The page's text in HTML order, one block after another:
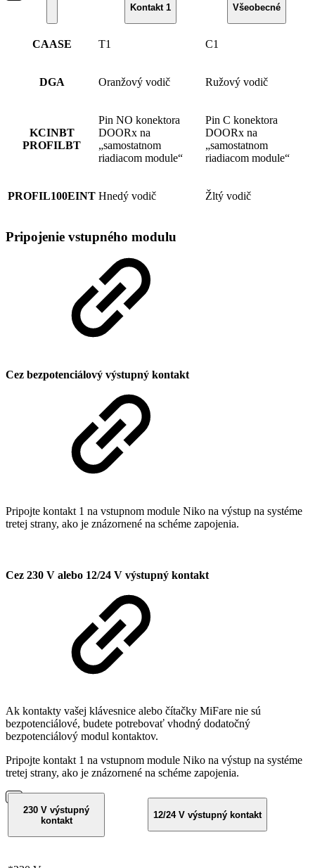
Kontakt 1 Všeobecné
CAASE T1 C1
DGA Oranžový vodič Ružový vodič
KCINBT
PROFILBT
Pin NO konektora
DOORx na
„samostatnom
riadiacom module“
Pin C konektora
DOORx na
„samostatnom
riadiacom module“
PROFIL100EINT Hnedý vodič Žltý vodič
Pripojenie vstupného modulu
Cez bezpotenciálový výstupný kontakt
Pripojte kontakt 1 na vstupnom module Niko na výstup na systéme
tretej strany, ako je znázornené na schéme zapojenia.
Cez 230 V alebo 12/24 V výstupný kontakt
Ak kontakty vašej klávesnice alebo čítačky MiFare nie sú
bezpotenciálové, budete potrebovať vhodný dodatočný
bezpotenciálový modul kontaktov.
Pripojte kontakt 1 na vstupnom module Niko na výstup na systéme
tretej strany, ako je znázornené na schéme zapojenia.
230 V výstupný
kontakt
12/24 V výstupný kontakt